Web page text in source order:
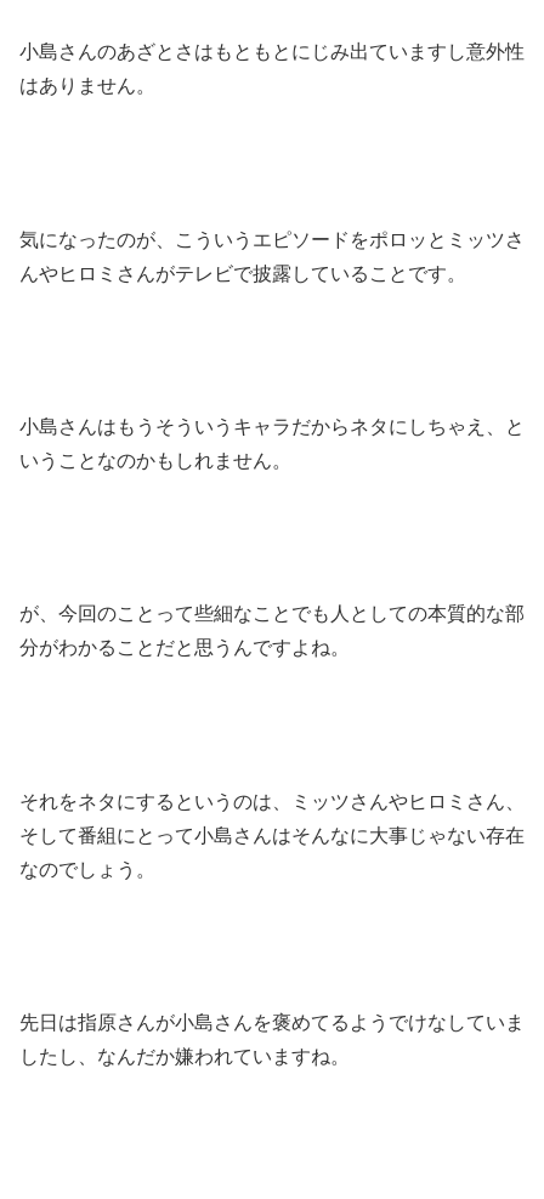
小島さんのあざとさはもともとにじみ出ていますし意外性
はありません。
気になったのが、こういうエピソードをポロッとミッツさ
んやヒロミさんがテレビで披露していることです。
小島さんはもうそういうキャラだからネタにしちゃえ、と
いうことなのかもしれません。
が、今回のことって些細なことでも人としての本質的な部
分がわかることだと思うんですよね。
それをネタにするというのは、ミッツさんやヒロミさん、
そして番組にとって小島さんはそんなに大事じゃない存在
なのでしょう。
先日は指原さんが小島さんを褒めてるようでけなしていま
したし、なんだか嫌われていますね。